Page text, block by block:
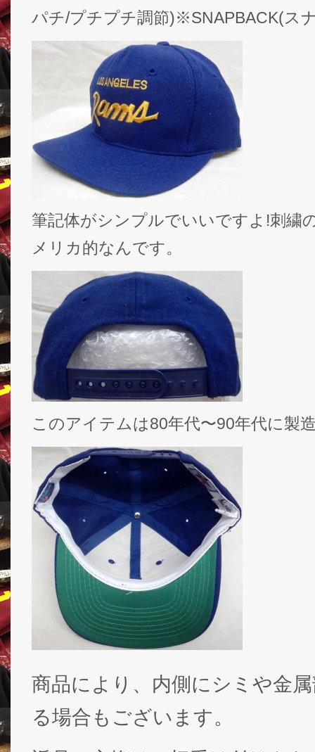
パチ/プチプチ調節)※SNAPBACK(ス
筆記体がシンプルでいいですよ!刺繍
メリカ的なんです。
このアイテムは80年代〜90年代に製
商品により、内側にシミや金
る場合もございます。